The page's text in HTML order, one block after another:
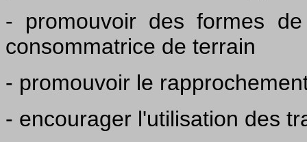
- promouvoir des formes
consommatrice de terrain
- promouvoir le
- encourager l'utilisation des